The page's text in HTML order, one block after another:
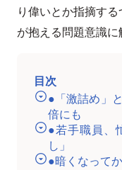
り偉いとか指摘す
が抱える問題意識に
目次
●「激詰め」
倍にも
●若手職員、
し」
●暗くなって